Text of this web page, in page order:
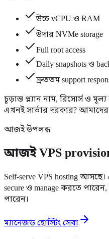
উচ্চ vCPU ও RAM
উদার NVMe storage
Full root access
Daily snapshots ও
দ্রুততম support
চূড়ান্ত প্ল্যান নাম, রিসোর্স ও
এখনই সার্ভার দরকার?
আজই উপলব্ধ
আজই VPS
Self-serve VPS hosting আসছে।
secure ও manage করতে
পারেন।
ম্যানেজড হোস্টিং সেবা